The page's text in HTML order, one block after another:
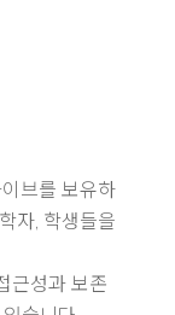
브를 보유하
자, 학생들을
근성과 보존